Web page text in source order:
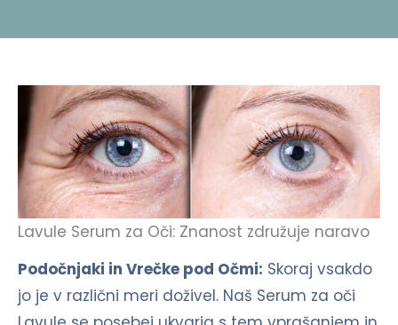
Lavule Serum za Oči: Znanost združuje naravo
Podočnjaki in Vrečke pod Očmi: Skoraj vsakdo
jo je v različni meri doživel. Naš Serum za oči